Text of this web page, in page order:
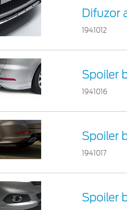
Difuzor
1941012
Spoiler
1941016
Spoiler
1941017
Spoiler